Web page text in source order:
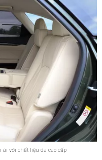
ái với chất liệu da cao cấp